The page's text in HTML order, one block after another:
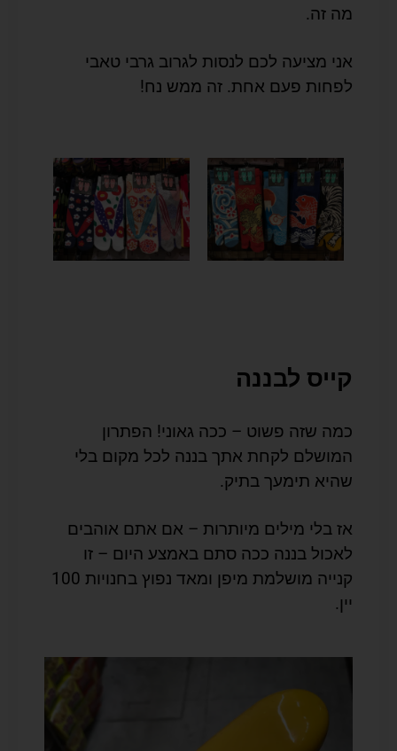
מה זה.
אני מציעה לכם לנסות לגרוב גרבי טאבי
לפחות פעם אחת. זה ממש נח!
קייס לבננה
כמה שזה פשוט – ככה גאוני! הפתרון
המושלם לקחת אתך בננה לכל מקום בלי
שהיא תימעך בתיק.
אז בלי מילים מיותרות – אם אתם אוהבים
לאכול בננה ככה סתם באמצע היום – זו
קנייה מושלמת מיפן ומאד נפוץ בחנויות 100
יין.